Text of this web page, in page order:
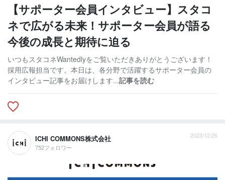
【サポーター会員インタビュー】スタコ
ネで広がる未来！サポーター会員が語る
今後の成長と期待に迫る
いつもスタコネWantedlyをご覧いただきありがとうございます！
採用広報担当です。本日は、各分野で活躍するサポーター会員の
インタビュー記事をお届けします...記事を読む
ICHI COMMONS株式会社
752フォロワー
2023/12/26